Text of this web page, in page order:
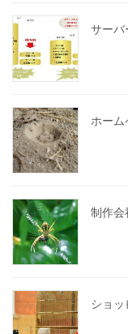
サーバ
ホーム
制作会
ショッ